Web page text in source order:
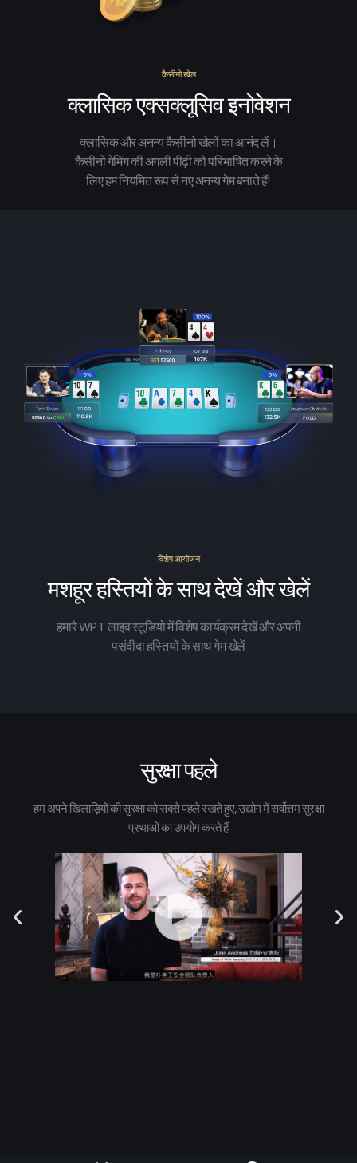
कैसीनो खेल
क्लासिक एक्सक्लूसिव इनोवेशन
क्लासिक और अनन्य कैसीनो खेलों का आनंद लें।
कैसीनो गेमिंग की अगली पीढ़ी को परिभाषित करने के
लिए हम नियमित रूप से नए अनन्य गेम बनाते हैं!
विशेष आयोजन
मशहूर हस्तियों के साथ देखें और खेलें
हमारे WPT लाइव स्टूडियो में विशेष कार्यक्रम देखें और अपनी
पसंदीदा हस्तियों के साथ गेम खेलें
सुरक्षा पहले
हम अपने खिलाड़ियों की सुरक्षा को सबसे पहले रखते हुए, उद्योग में सर्वोत्तम सुरक्षा
प्रथाओं का उपयोग करते हैं